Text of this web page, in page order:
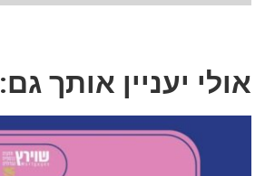
אולי יעניין אותך גם: